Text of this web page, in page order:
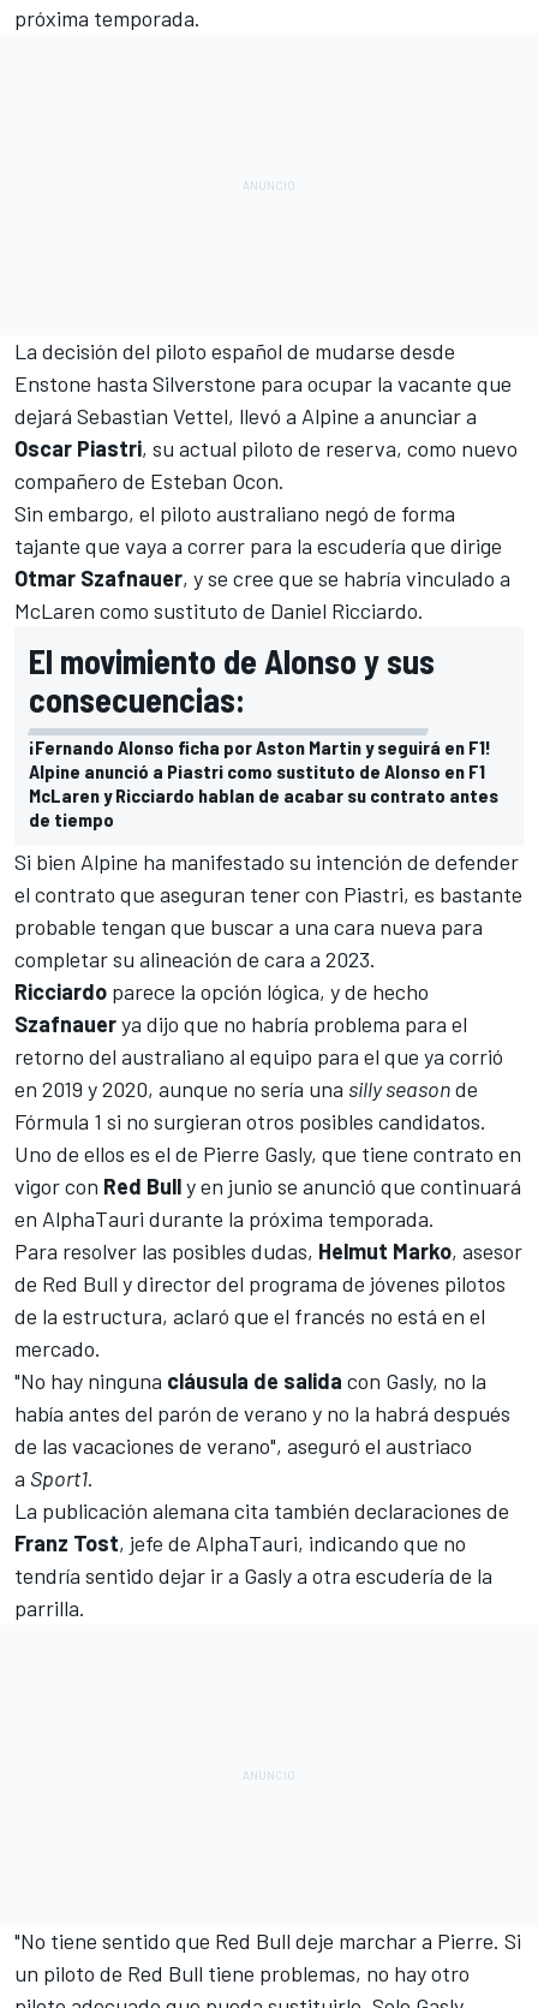
próxima temporada.
La decisión del piloto español de mudarse desde
Enstone hasta Silverstone para ocupar la vacante que
dejará Sebastian Vettel, llevó a Alpine a anunciar a
Oscar Piastri, su actual piloto de reserva, como nuevo
compañero de Esteban Ocon.
Sin embargo, el piloto australiano negó de forma
tajante que vaya a correr para la escudería que dirige
Otmar Szafnauer, y se cree que se habría vinculado a
McLaren como sustituto de Daniel Ricciardo.
El movimiento de Alonso y sus
consecuencias:
¡Fernando Alonso ficha por Aston Martin y seguirá en F1!
Alpine anunció a Piastri como sustituto de Alonso en F1
McLaren y Ricciardo hablan de acabar su contrato antes
de tiempo
Si bien Alpine ha manifestado su intención de defender
el contrato que aseguran tener con Piastri, es bastante
probable tengan que buscar a una cara nueva para
completar su alineación de cara a 2023.
Ricciardo parece la opción lógica, y de hecho
Szafnauerya dijo que no habría problema para el
retorno del australiano al equipo para el que ya corrió
en 2019 y 2020, aunque no sería una silly seasonde
Fórmula 1 si no surgieran otros posibles candidatos.
Uno de ellos es el de Pierre Gasly, que tiene contrato en
vigor con Red Bully en junio se anunció que continuará
en AlphaTauri durante la próxima temporada.
Para resolver las posibles dudas, Helmut Marko, asesor
de Red Bull y director del programa de jóvenes pilotos
de la estructura, aclaró que el francés no está en el
mercado.
"No hay ninguna cláusula de salida con Gasly, no la
había antes del parón de verano y no la habrá después
de las vacaciones de verano", aseguró el austriaco
a Sport1.
La publicación alemana cita también declaraciones de
Franz Tost, jefe de AlphaTauri, indicando que no
tendría sentido dejar ir a Gasly a otra escudería de la
parrilla.
"No tiene sentido que Red Bull deje marchar a Pierre. Si
un piloto de Red Bull tiene problemas, no hay otro